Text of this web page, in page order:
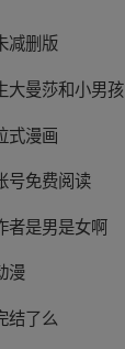
减删版
大曼莎和小男孩
式漫画
号免费阅读
者是男是女啊
漫
结了么